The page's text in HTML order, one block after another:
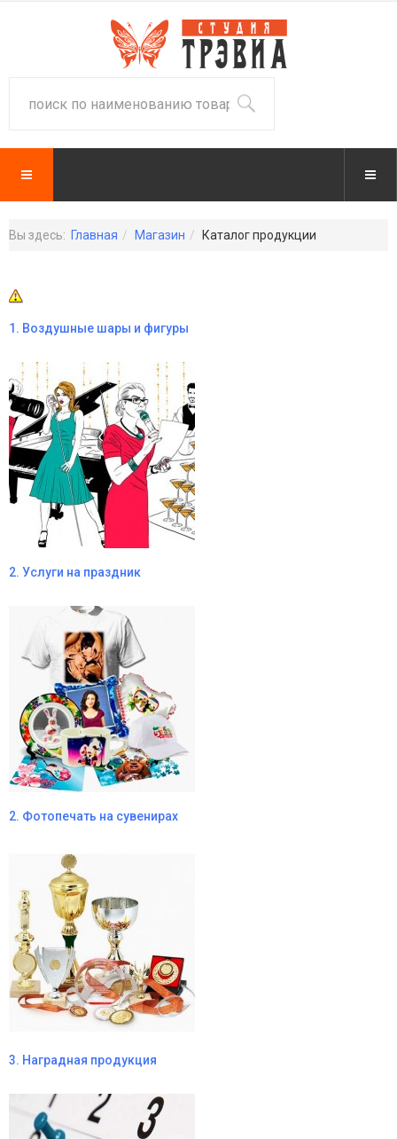
Вы здесь: Главная Магазин Каталог продукции
1. Воздушные шары и фигуры
2. Услуги на праздник
2. Фотопечать на сувенирах
3. Наградная продукция